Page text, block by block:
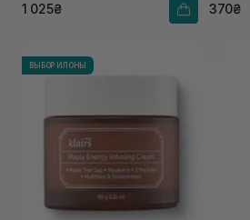
1 025₴ 370₴
ВЫБОР ИЛОНЫ